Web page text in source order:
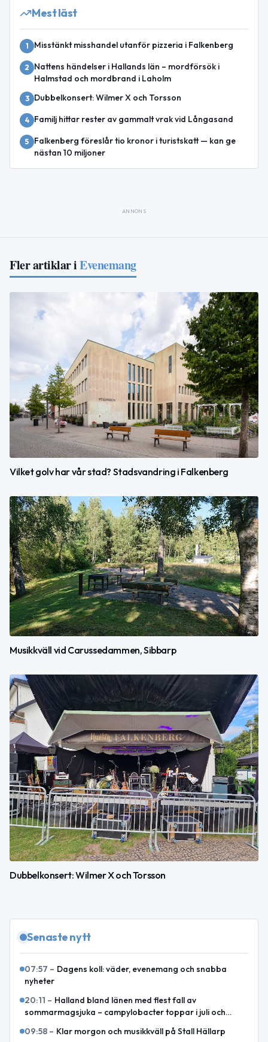
Mest läst
1 Misstänkt misshandel utanför pizzeria i Falkenberg
2
Nattens händelser i Hallands län – mordförsök i
Halmstad och mordbrand i Laholm
3 Dubbelkonsert: Wilmer X och Torsson
4 Familj hittar rester av gammalt vrak vid Långasand
5
Falkenberg föreslår tio kronor i turistskatt — kan ge
nästan 10 miljoner
ANNONS
Fler artiklar iEvenemang
Vilket golv har vår stad? Stadsvandring i Falkenberg
Musikkväll vid Carussedammen, Sibbarp
Dubbelkonsert: Wilmer X och Torsson
Senaste nytt
07:57 – Dagens koll: väder, evenemang och snabba
nyheter
20:11 – Halland bland länen med flest fall av
sommarmagsjuka – campylobacter toppar i juli och
09:58 – Klar morgon och musikkväll på Stall Hällarp